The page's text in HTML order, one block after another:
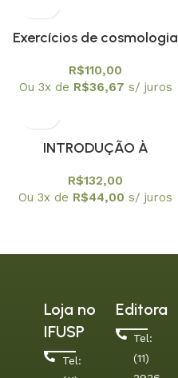
Exercícios de cosmologia
R$110,00
Ou 3x de R$36,67 s/ juros
INTRODUÇÃO À
MODERNA : UM CURSO
R$132,00
Ou 3x de R$44,00 s/ juros
Loja no
IFUSP
Tel:
Editora
Tel:
(11)